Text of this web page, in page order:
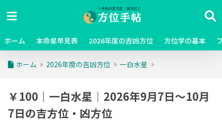
ホーム 本命星早見表 2026年度の吉凶方位 方位学の基本
ホーム 2026年度の吉凶方位 一白水星
￥100｜一白水星｜2026年9月7日～10月
7日の吉方位・凶方位